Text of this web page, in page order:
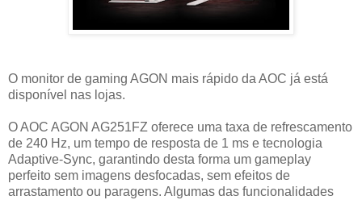
O monitor de gaming AGON mais rápido da AOC já está
disponível nas lojas.
O AOC AGON AG251FZ oferece uma taxa de refrescamento
de 240 Hz, um tempo de resposta de 1 ms e tecnologia
Adaptive-Sync, garantindo desta forma um gameplay
perfeito sem imagens desfocadas, sem efeitos de
arrastamento ou paragens. Algumas das funcionalidades